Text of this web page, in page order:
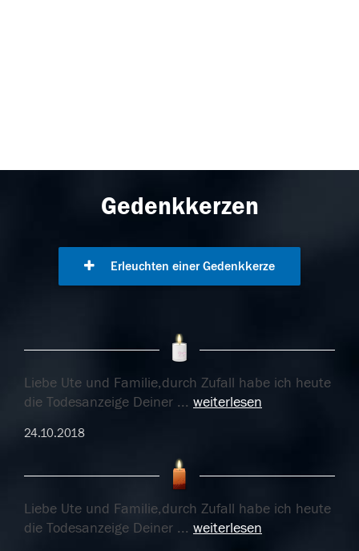
Gedenkkerzen
Erleuchten einer Gedenkkerze
Liebe Ute und Familie,durch Zufall habe ich heute
die Todesanzeige Deiner ... weiterlesen
24.10.2018
Liebe Ute und Familie,durch Zufall habe ich heute
die Todesanzeige Deiner ... weiterlesen